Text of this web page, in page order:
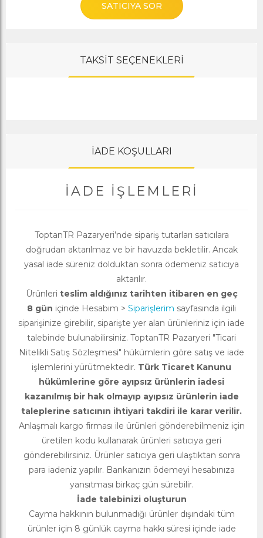
SATICIYA SOR
TAKSİT SEÇENEKLERİ
İADE KOŞULLARI
İADE İŞLEMLERI
ToptanTR Pazaryeri’nde sipariş tutarları satıcılara
doğrudan aktarılmaz ve bir havuzda bekletilir. Ancak
yasal iade süreniz dolduktan sonra ödemeniz satıcıya
aktarılır.
Ürünleri teslim aldığınız tarihten itibaren en geç
8 gün içinde Hesabım > Siparişlerim sayfasında ilgili
siparişinize girebilir, siparişte yer alan ürünleriniz için iade
talebinde bulunabilirsiniz. ToptanTR Pazaryeri "Ticari
Nitelikli Satış Sözleşmesi" hükümlerin göre satış ve iade
işlemlerini yürütmektedir. Türk Ticaret Kanunu
hükümlerine göre ayıpsız ürünlerin iadesi
kazanılmış bir hak olmayıp ayıpsız ürünlerin iade
taleplerine satıcının ihtiyari takdiri ile karar verilir.
Anlaşmalı kargo firması ile ürünleri gönderebilmeniz için
üretilen kodu kullanarak ürünleri satıcıya geri
gönderebilirsiniz. Ürünler satıcıya geri ulaştıktan sonra
para iadeniz yapılır. Bankanızın ödemeyi hesabınıza
yansıtması birkaç gün sürebilir.
İade talebinizi oluşturun
Cayma hakkının bulunmadığı ürünler dışındaki tüm
ürünler için 8 günlük cayma hakkı süresi içinde iade